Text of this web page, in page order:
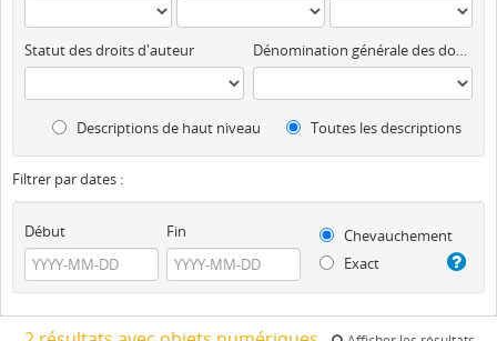
Statut des droits d'auteur Dénomination générale des documents
Descriptions de haut niveau Toutes les descriptions
Filtrer par dates :
Début Fin
Chevauchement
Exact